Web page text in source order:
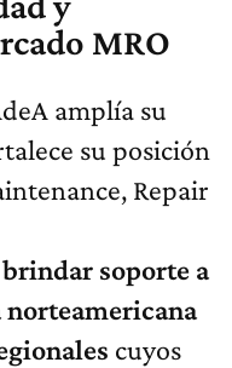
MRO
amplía su
su posición
Repair
soporte a
norteamericana
cuyos